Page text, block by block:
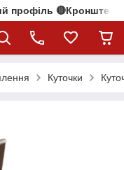
профіль
Куточки